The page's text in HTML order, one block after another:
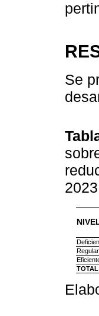
Se
Regular
TOTAL